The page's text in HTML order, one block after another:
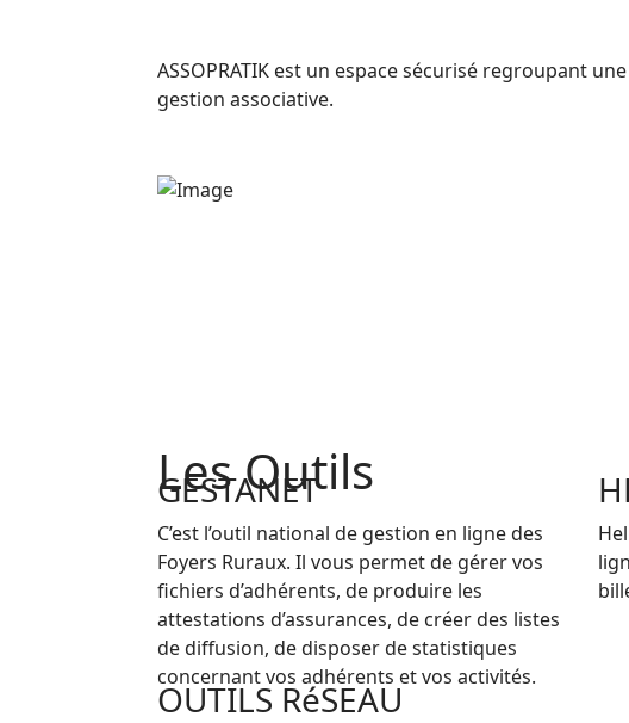
ASSOPRATIK est un espace sécurisé regroupant
gestion associative.
Les Outils
GESTANET
C’est l’outil national de gestion en ligne des
Foyers Ruraux. Il vous permet de gérer vos
fichiers d’adhérents, de produire les
attestations d’assurances, de créer des listes
de diffusion, de disposer de statistiques
concernant vos adhérents et vos activités.
OUTILS RéSEAU